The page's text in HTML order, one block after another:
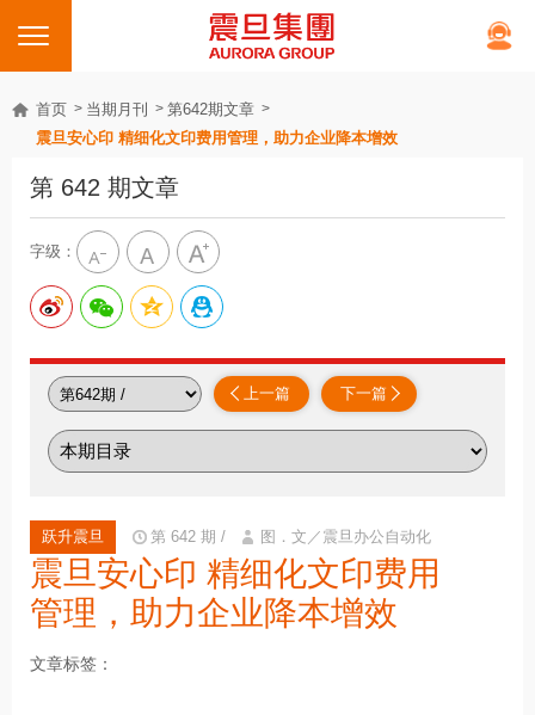
首页 当期月刊
第642期文章
震旦安心印 精细化文印费用管理，助力企业降本增效
第 642 期文章
字级：
下一篇
上一篇
跃升震旦 第 642 期 / 图．文／震旦办公自动化
震旦安心印 精细化文印费用
管理，助力企业降本增效
文章标签